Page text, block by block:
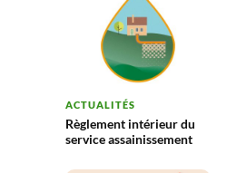
ACTUALITÉS
Règlement intérieur du
service assainissement